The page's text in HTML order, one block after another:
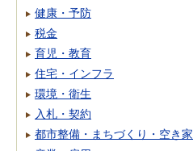
健康・予防
税金
育児・教育
住宅・インフラ
環境・衛生
入札・契約
都市整備・まちづくり・空き家